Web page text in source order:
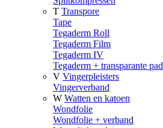
T Transpore
Tape
Tegaderm Roll
Tegaderm Film
Tegaderm IV
Tegaderm + transparante pad
V Vingerpleisters
Vingerverband
W Watten en katoen
Wondfolie
Wondfolie + verband